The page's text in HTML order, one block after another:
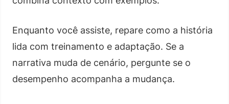
Enquanto você assiste, repare como a história
lida com treinamento e adaptação. Se a
narrativa muda de cenário, pergunte se o
desempenho acompanha a mudança.